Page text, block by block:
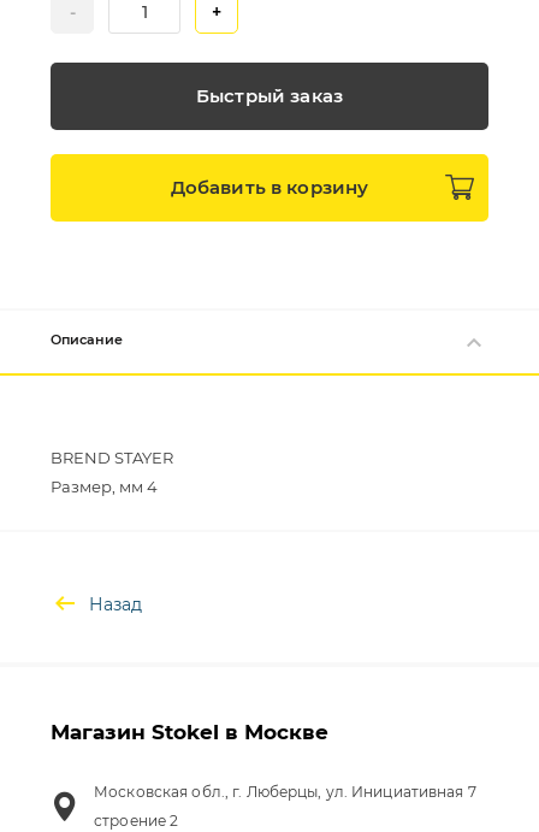
- +
Быстрый заказ
Добавить в корзину
Описание
BREND STAYER
Назад
Магазин Stokel в Москве
Московская обл., г. Люберцы, ул. Инициативная 7
строение 2